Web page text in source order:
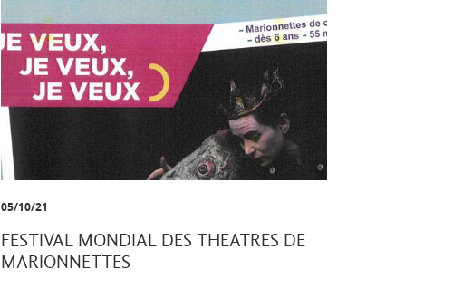
05/10/21
FESTIVAL MONDIAL DES THEATRES DE
MARIONNETTES